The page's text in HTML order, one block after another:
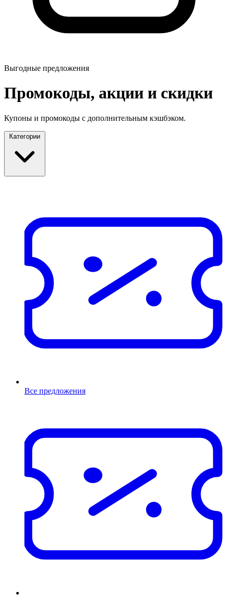
Выгодные предложения
Промокоды, акции и скидки
Купоны и промокоды с дополнительным кэшбэком.
Категории
Все предложения